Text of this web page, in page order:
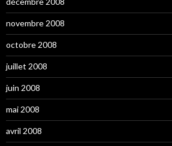
novembre 2008
octobre 2008
juillet 2008
juin 2008
mai 2008
avril 2008